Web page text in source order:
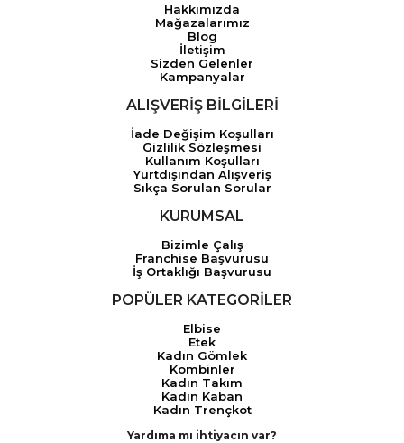
Hakkımızda
Mağazalarımız
Blog
İletişim
Sizden Gelenler
Kampanyalar
ALIŞVERİŞ BİLGİLERİ
İade Değişim Koşulları
Gizlilik Sözleşmesi
Kullanım Koşulları
Yurtdışından Alışveriş
Sıkça Sorulan Sorular
KURUMSAL
Bizimle Çalış
Franchise Başvurusu
İş Ortaklığı Başvurusu
POPÜLER KATEGORİLER
Elbise
Etek
Kadın Gömlek
Kombinler
Kadın Takım
Kadın Kaban
Kadın Trençkot
Yardıma mı ihtiyacın var?